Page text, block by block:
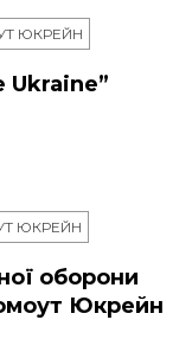
ЮКРЕЙН
Ukraine”
ЮКРЕЙН
оборони
Юкрейн